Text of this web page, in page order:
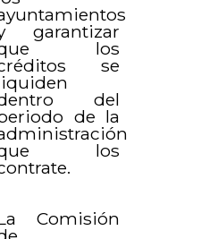
garantizar
los
se
del
de la
los
Comisión